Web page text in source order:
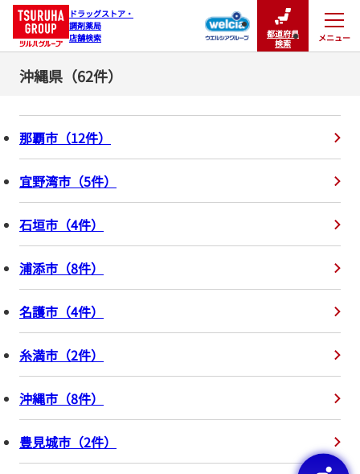
ドラッグストア・
調剤薬局
店舗検索
都道府県
検索
メニュー
閉じる
沖縄県（62件）
那覇市 （12件）
宜野湾市 （5件）
石垣市 （4件）
浦添市 （8件）
名護市 （4件）
糸満市 （2件）
沖縄市 （8件）
豊見城市 （2件）